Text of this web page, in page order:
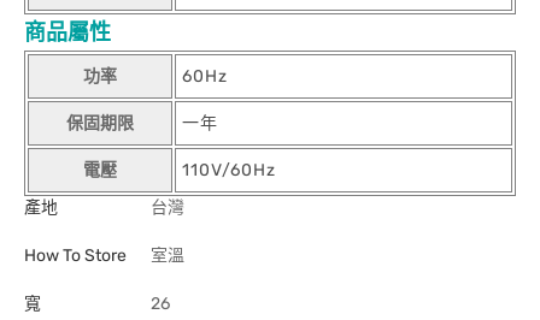
商品屬性
功率 60Hz
保固期限 一年
電壓
110V/60Hz
產地
台灣
How To Store 室溫
寬 26